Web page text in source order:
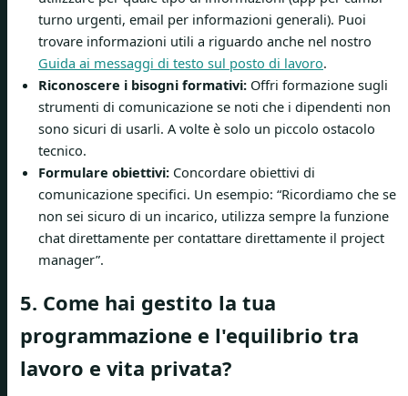
turno urgenti, email per informazioni generali). Puoi
trovare informazioni utili a riguardo anche nel nostro
Guida ai messaggi di testo sul posto di lavoro.
Riconoscere i bisogni formativi: Offri formazione sugli
strumenti di comunicazione se noti che i dipendenti non
sono sicuri di usarli. A volte è solo un piccolo ostacolo
tecnico.
Formulare obiettivi: Concordare obiettivi di
comunicazione specifici. Un esempio: “Ricordiamo che se
non sei sicuro di un incarico, utilizza sempre la funzione
chat direttamente per contattare direttamente il project
manager”.
5. Come hai gestito la tua
programmazione e l'equilibrio tra
lavoro e vita privata?